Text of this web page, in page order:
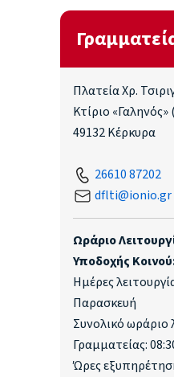
Πλατεία Χρ.
Κτίριο
49132 Κέρκυρα
26610 87202
dflti@ionio.gr
Ωράριο
Υποδοχής
Ημέρες
Παρασκευή
Συνολικό ωράριο
Γραμματείας:
Ώρες